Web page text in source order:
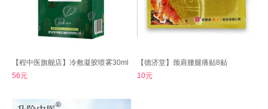
【程中医旗舰店】冷敷凝胶喷雾30ml
56元
【德济堂】颈肩腰腿痛贴8贴
10元